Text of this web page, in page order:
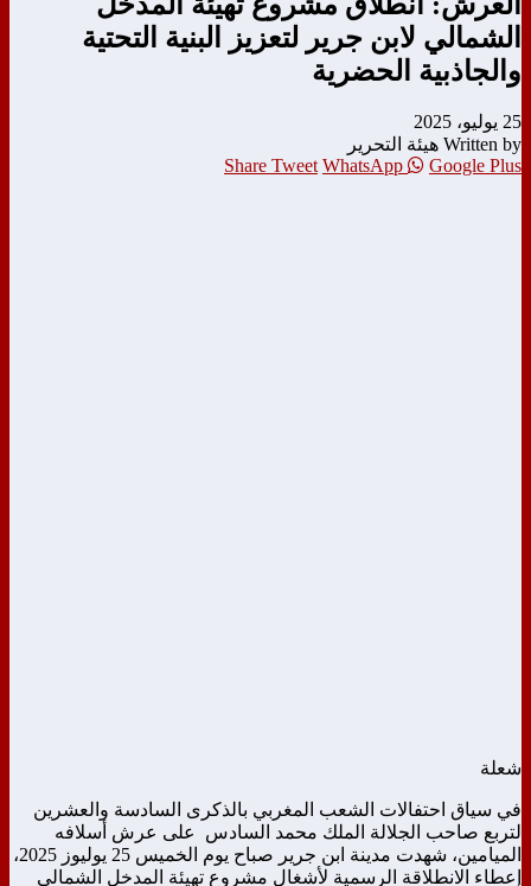
الشمالي لابن جرير لتعزيز البنية التحتية
والجاذبية الحضرية
25 يوليو، 2025
Written by هيئة التحرير
Share Tweet WhatsApp Google Plus
شعلة
في سياق احتفالات الشعب المغربي بالذكرى السادسة والعشرين
لتربع صاحب الجلالة الملك محمد السادس على عرش أسلافه
الميامين، شهدت مدينة ابن جرير صباح يوم الخميس 25 يوليوز 2025،
إعطاء الانطلاقة الرسمية لأشغال مشروع تهيئة المدخل الشمالي